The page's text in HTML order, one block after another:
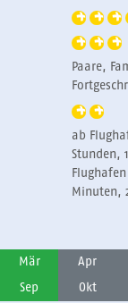
Paare,
ab
Stunden,
Minuten,
Mär Apr
Sep Okt